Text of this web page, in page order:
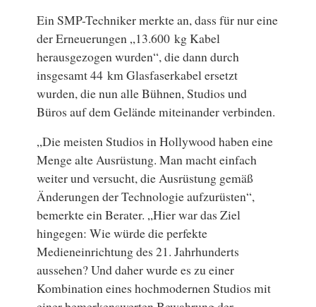
Ein SMP-Techniker merkte an, dass für nur eine
der Erneuerungen „13.600 kg Kabel
herausgezogen wurden“, die dann durch
insgesamt 44 km Glasfaserkabel ersetzt
wurden, die nun alle Bühnen, Studios und
Büros auf dem Gelände miteinander verbinden.
„Die meisten Studios in Hollywood haben eine
Menge alte Ausrüstung. Man macht einfach
weiter und versucht, die Ausrüstung gemäß
Änderungen der Technologie aufzurüsten“,
bemerkte ein Berater. „Hier war das Ziel
hingegen: Wie würde die perfekte
Medieneinrichtung des 21. Jahrhunderts
aussehen? Und daher wurde es zu einer
Kombination eines hochmodernen Studios mit